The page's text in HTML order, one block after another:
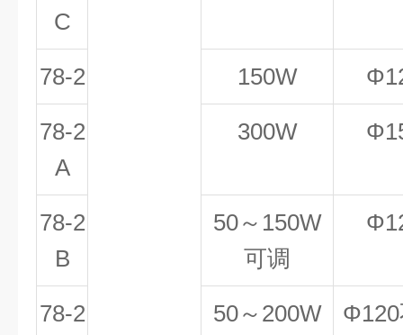
C
78-2 150W
78-2
A
300W
78-2
B
50～150W
可调
78-2
50～200W